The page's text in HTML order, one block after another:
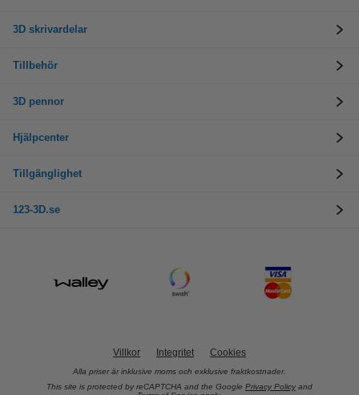
3D skrivardelar
Tillbehör
3D pennor
Hjälpcenter
Tillgänglighet
123-3D.se
Villkor Integritet Cookies
Alla priser är inklusive moms och exklusive fraktkostnader.
This site is protected by reCAPTCHA and the Google Privacy Policy and